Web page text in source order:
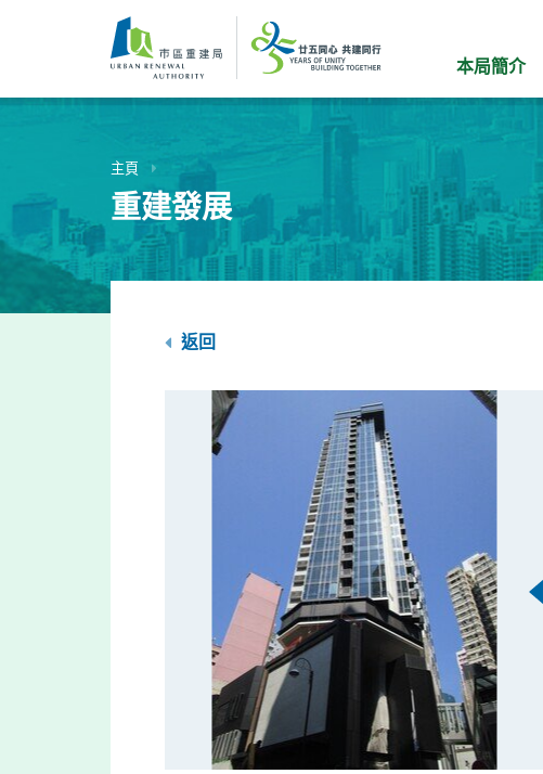
內
本局簡介
主頁
重建發展
返回